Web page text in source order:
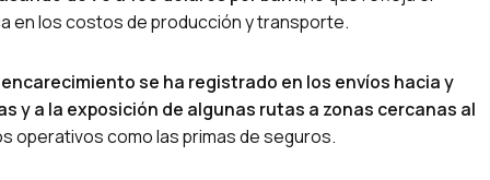
en los costos de producción y transporte.
se ha registrado en los envíos hacia y
y a la exposición de algunas rutas a zonas cercanas al
operativos como las primas de seguros.